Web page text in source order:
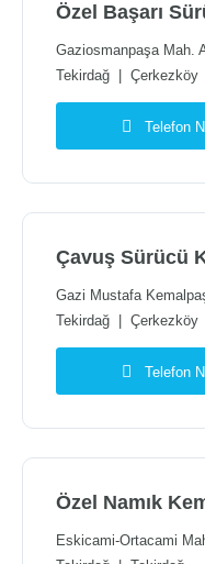
Özel Başarı
Gaziosmanpaşa Mah.
Tekirdağ
Çerkezköy
Telefon
Çavuş Sürücü
Gazi Mustafa
Tekirdağ
Çerkezköy
Telefon
Eskicami-Ortacami